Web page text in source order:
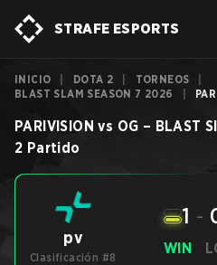
STRAFE ESPORTS
INICIO DOTA 2 TORNEOS
BLAST SLAM SEASON 7 2026
PARIVISION vs OG – BLAST
2 Partido
pv
Clasificación #8
WIN
1 -